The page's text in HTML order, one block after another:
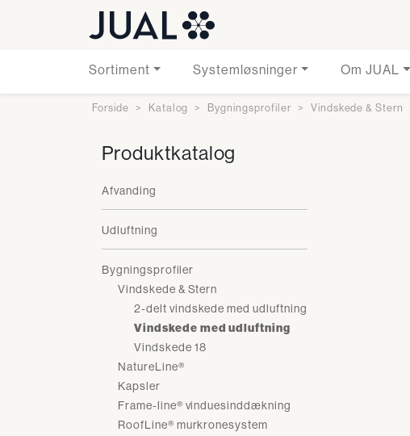
Sortiment Systemløsninger Om JUAL
Forside Katalog Bygningsprofiler Vindskede & Stern
Produktkatalog
Afvanding
Udluftning
Bygningsprofiler
Vindskede & Stern
2-delt vindskede med udluftning
Vindskede med udluftning
Vindskede 18
NatureLine®
Kapsler
Frame-line® vinduesinddækning
RoofLine® murkronesystem